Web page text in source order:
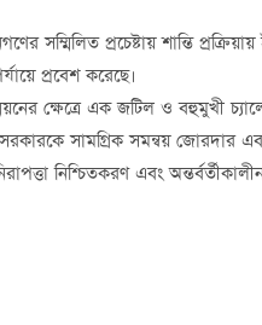
সম্মিলিত প্রচেষ্টায় শান্তি
প্রবেশ করেছে।
ক্ষেত্রে এক জটিল ও বহুমুখী
সামগ্রিক সমন্বয় জোরদার
নিশ্চিতকরণ এবং